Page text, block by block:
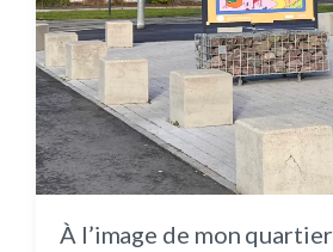
À l’image de mon quartier